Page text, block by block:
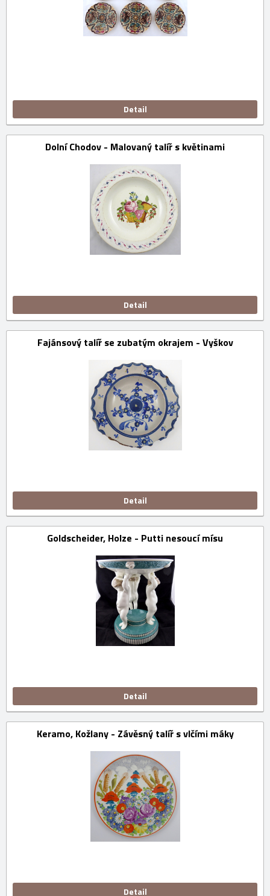
Detail
Dolní Chodov - Malovaný talíř s květinami
Detail
Fajánsový talíř se zubatým okrajem - Vyškov
Detail
Goldscheider, Holze - Putti nesoucí mísu
Detail
Keramo, Kožlany - Závěsný talíř s vlčími máky
Detail